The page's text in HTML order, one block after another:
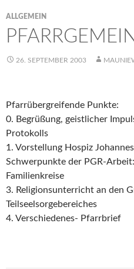
ALLGEMEIN
26. SEPTEMBER 2003
Pfarrübergreifende Punkte:
0. Begrüßung, geistlicher
Protokolls
1. Vorstellung Hospiz
Schwerpunkte der PGR-
Familienkreise
3. Religionsunterricht an den
Teilseelsorgebereiches
4. Verschiedenes- Pfarrbrief